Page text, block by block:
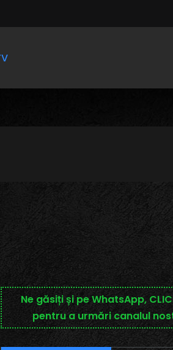
Ne găsiți și pe WhatsApp,
pentru a urmări canalul